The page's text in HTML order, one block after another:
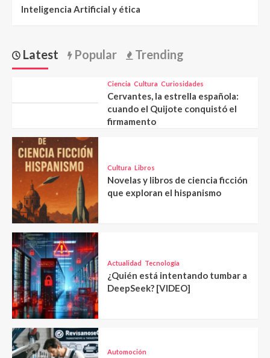
Inteligencia Artificial y ética
Latest Popular Trending
Ciencia Cultura Curiosidades
Cervantes, la estrella española:
cuando el Quijote conquistó el
firmamento
Cultura Libros
Novelas y libros de ciencia ficción
que exploran el hispanismo
Actualidad Tecnología
¿Quién está intentando tumbar a
DeepSeek? [VIDEO]
Automoción